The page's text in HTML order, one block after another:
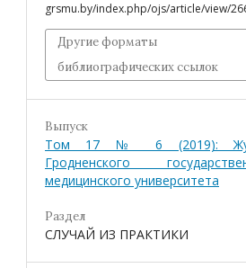
grsmu.by/index.php/ojs/article/view/
Другие форматы
библиографических ссылок
Выпуск
Том 17 № 6 (2019):
Гродненского
медицинского университета
Раздел
СЛУЧАЙ ИЗ ПРАКТИКИ